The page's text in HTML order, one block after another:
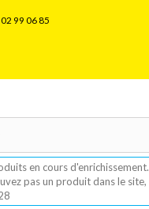
02 99 06 85
en cours d'enrichissement.
pas un produit dans le